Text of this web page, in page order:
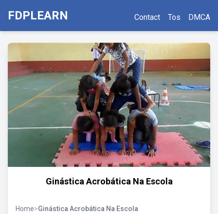
FDPLEARN Contact Tos DMCA
Ginástica Acrobática Na Escola
Home>Ginástica Acrobática Na Escola